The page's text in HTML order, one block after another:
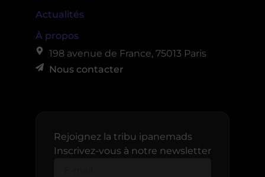
Actualités
À propos
198 avenue de France, 75013 Paris
Nous contacter
Rejoignez la tribu ipanemads
Inscrivez-vous à notre newsletter